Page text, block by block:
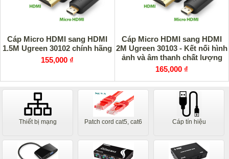
Cáp Micro HDMI sang HDMI
1.5M Ugreen 30102 chính hãng
155,000 ₫
Cáp Micro HDMI sang HDMI
2M Ugreen 30103 - Kết nối hình
ảnh và âm thanh chất lượng
cao
165,000 ₫
Thiết bị mạng Patch cord cat5, cat6 Cáp tín hiệu